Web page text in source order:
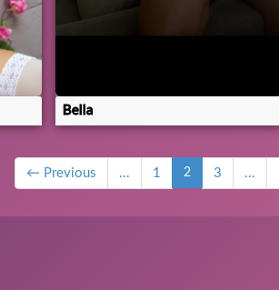
Bella
← Previous ... 1 2 3 ...